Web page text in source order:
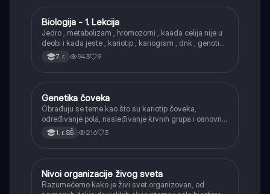
Biologija
Biologija - 1. Lekcija
Jedro , metabolizam , hromozomi , kaada celija nije u
deobi i kada jeste , kariotip , kariogram , dnk , genotip ,
fenotip7. r. 943 9
Biologija
Genetika čoveka
Obrađuju se teme kao što su kariotip čoveka,
određivanje pola, nasleđivanje krvnih grupa i osnovni
primeri naslednih bolesti.
1. r. SŠ 216 3
Biologija
Nivoi organizacije živog sveta
Razumećemo kako je živi svet organizovan, od